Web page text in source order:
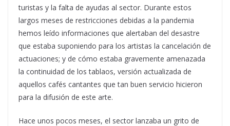
turistas y la falta de ayudas al sector. Durante estos
largos meses de restricciones debidas a la pandemia
hemos leído informaciones que alertaban del desastre
que estaba suponiendo para los artistas la cancelación de
actuaciones; y de cómo estaba gravemente amenazada
la continuidad de los tablaos, versión actualizada de
aquellos cafés cantantes que tan buen servicio hicieron
para la difusión de este arte.
Hace unos pocos meses, el sector lanzaba un grito de